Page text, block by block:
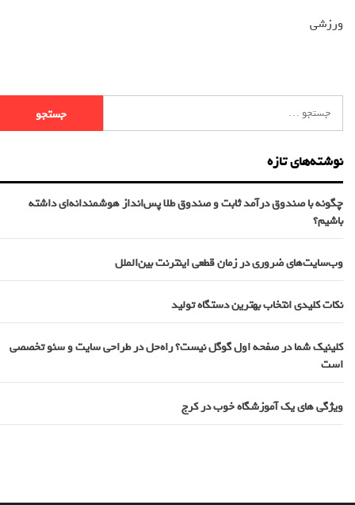
ورزشی
نوشته‌های تازه
چگونه با صندوق درآمد ثابت و صندوق طلا پس‌انداز هوشمندانه‌ای داشته
باشیم؟
وب‌سایت‌های ضروری در زمان قطعی اینترنت بین‌الملل
نکات کلیدی انتخاب بهترین دستگاه تولید
کلینیک شما در صفحه اول گوگل نیست؟ راه‌حل در طراحی سایت و سئو تخصصی
است
ویژگی های یک آموزشگاه خوب در کرج